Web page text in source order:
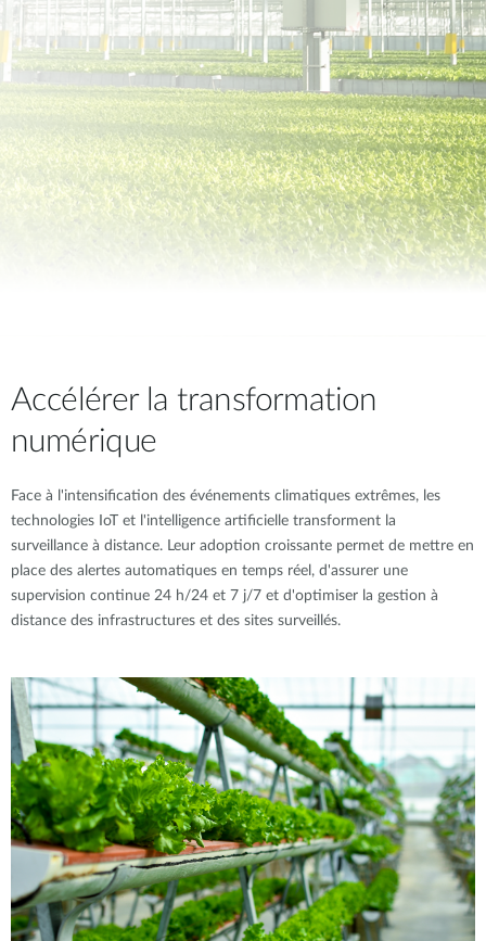
Accélérer la transformation
numérique
Face à l'intensification des événements climatiques extrêmes, les
technologies IoT et l'intelligence artificielle transforment la
surveillance à distance. Leur adoption croissante permet de mettre en
place des alertes automatiques en temps réel, d'assurer une
supervision continue 24 h/24 et 7 j/7 et d'optimiser la gestion à
distance des infrastructures et des sites surveillés.